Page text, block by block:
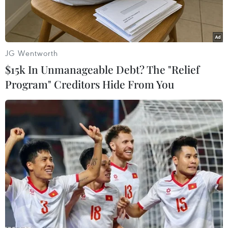
Ảnh minh họa.(Nguồn: Reuters)
Các dòng hải lưu sâu quanh khu vực Nam Cực
đang chảy chậm lại sớm hơn dự kiến nhiều
thập niên do hậu quả của tình trạng biến đổi
khí hậu. Đây là kết luận trong một nghiên cứu
của các nhà khoa học Australia, được công bố
ngày 26/5.
JG Wentworth
$15k In Unmanageable Debt? The "Relief
Program" Creditors Hide From You